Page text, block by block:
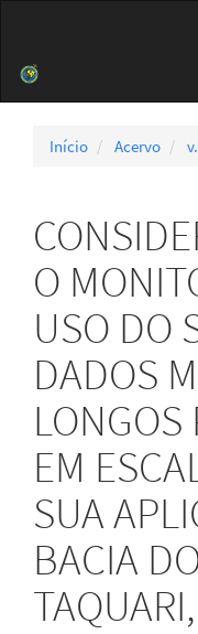
Barra
Início Acervo
O
USO DO
DADOS
LONGOS
EM
SUA
BACIA